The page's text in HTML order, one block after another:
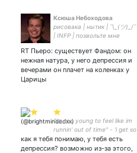
Ксюша Небоходова
рисовака | нытик | ¯\_(ツ)_/¯
| INFP | позвольте мне
ли вы, где вход в
гиперпространство
RT Пьеро: существует Фандом: он
нежная натура, у него депрессия и
вечерами он плачет на коленках у
Царицы
⭐
"im too young to feel like im
runnin' out of time" - 'i get so
scared' by miley cyrus ✨
как я тебя понимаю, у тебя есть
депрессия? возможно из-за этого,